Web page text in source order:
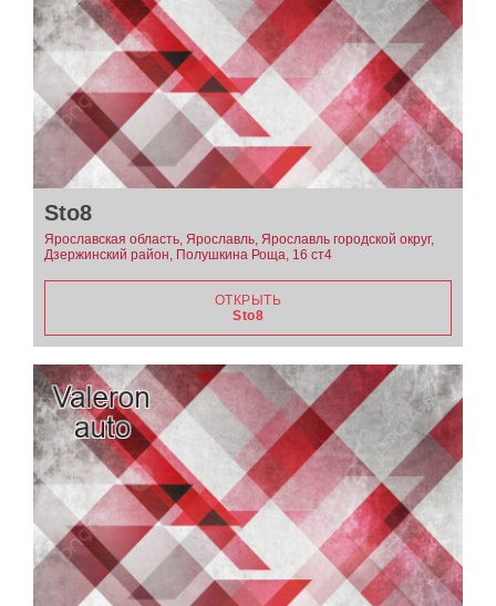
Sto8
Ярославская область, Ярославль, Ярославль городской округ,
Дзержинский район, Полушкина Роща, 16 ст4
ОТКРЫТЬ
Sto8